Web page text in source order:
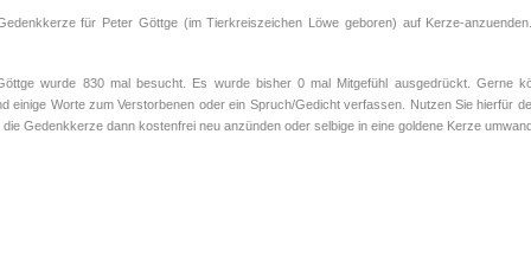
für Peter Göttge (im Tierkreiszeichen Löwe geboren) auf Kerze-
wurde 830 mal besucht. Es wurde bisher 0 mal Mitgefühl ausgedrückt. Gerne
einige Worte zum Verstorbenen oder ein Spruch/Gedicht verfassen. Nutzen Sie hierfür
Gedenkkerze dann kostenfrei neu anzünden oder selbige in eine goldene Kerze